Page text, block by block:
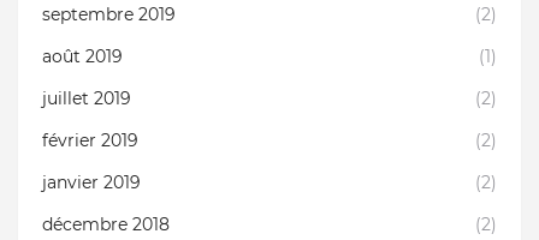
septembre 2019
(2)
août 2019
(1)
juillet 2019
(2)
février 2019
(2)
janvier 2019
(2)
décembre 2018
(2)